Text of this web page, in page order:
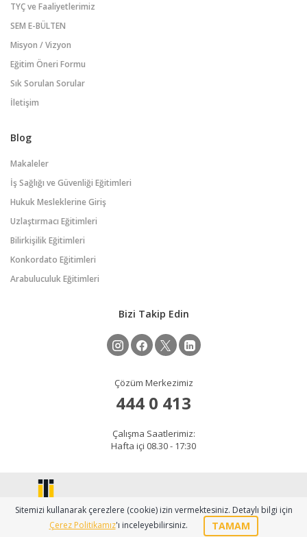
TYÇ ve Faaliyetlerimiz
SEM E-BÜLTEN
Misyon / Vizyon
Eğitim Öneri Formu
Sık Sorulan Sorular
İletişim
Blog
Makaleler
İş Sağlığı ve Güvenliği Eğitimleri
Hukuk Mesleklerine Giriş
Uzlaştırmacı Eğitimleri
Bilirkişilik Eğitimleri
Konkordato Eğitimleri
Arabuluculuk Eğitimleri
Bizi Takip Edin
Çözüm Merkezimiz
444 0 413
Çalışma Saatlerimiz:
Hafta içi 08.30 - 17:30
2026 © Copyright sem.ticaret.edu.tr
Sitemizi kullanarak çerezlere (cookie) izin vermektesiniz. Detaylı bilgi için
Çerez Politikamız'ı inceleyebilirsiniz. TAMAM